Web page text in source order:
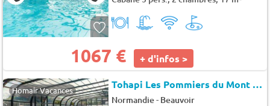
1067 € + d'infos >
Homair Vacances Tohapi Les Pommiers du Mont Saint Michel
Normandie- Beauvoir